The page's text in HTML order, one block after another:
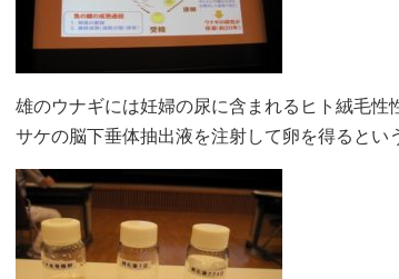
雄のウナギには妊婦の尿に含まれるヒト絨毛
サケの脳下垂体抽出液を注射して卵を得るとい